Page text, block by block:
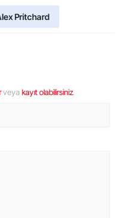
Pritchard
veya kayıt olabilirsiniz.